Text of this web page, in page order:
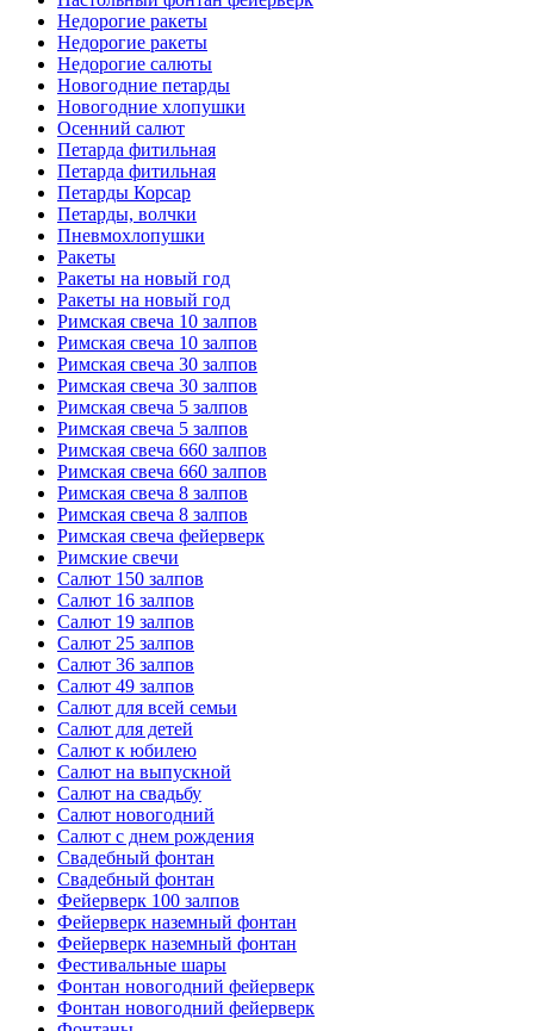
Недорогие ракеты
Недорогие ракеты
Недорогие салюты
Новогодние петарды
Новогодние хлопушки
Осенний салют
Петарда фитильная
Петарда фитильная
Петарды Корсар
Петарды, волчки
Пневмохлопушки
Ракеты
Ракеты на новый год
Ракеты на новый год
Римская свеча 10 залпов
Римская свеча 10 залпов
Римская свеча 30 залпов
Римская свеча 30 залпов
Римская свеча 5 залпов
Римская свеча 5 залпов
Римская свеча 660 залпов
Римская свеча 660 залпов
Римская свеча 8 залпов
Римская свеча 8 залпов
Римская свеча фейерверк
Римские свечи
Салют 150 залпов
Салют 16 залпов
Салют 19 залпов
Салют 25 залпов
Салют 36 залпов
Салют 49 залпов
Салют для всей семьи
Салют для детей
Салют к юбилею
Салют на выпускной
Салют на свадьбу
Салют новогодний
Салют с днем рождения
Свадебный фонтан
Свадебный фонтан
Фейерверк 100 залпов
Фейерверк наземный фонтан
Фейерверк наземный фонтан
Фестивальные шары
Фонтан новогодний фейерверк
Фонтан новогодний фейерверк